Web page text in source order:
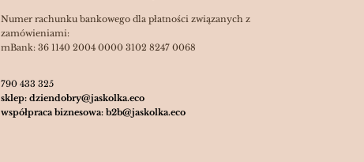
Numer rachunku bankowego dla płatności związanych z
zamówieniami:
mBank: 36 1140 2004 0000 3102 8247 0068
790 433 325
sklep: dziendobry@jaskolka.eco
współpraca biznesowa: b2b@jaskolka.eco